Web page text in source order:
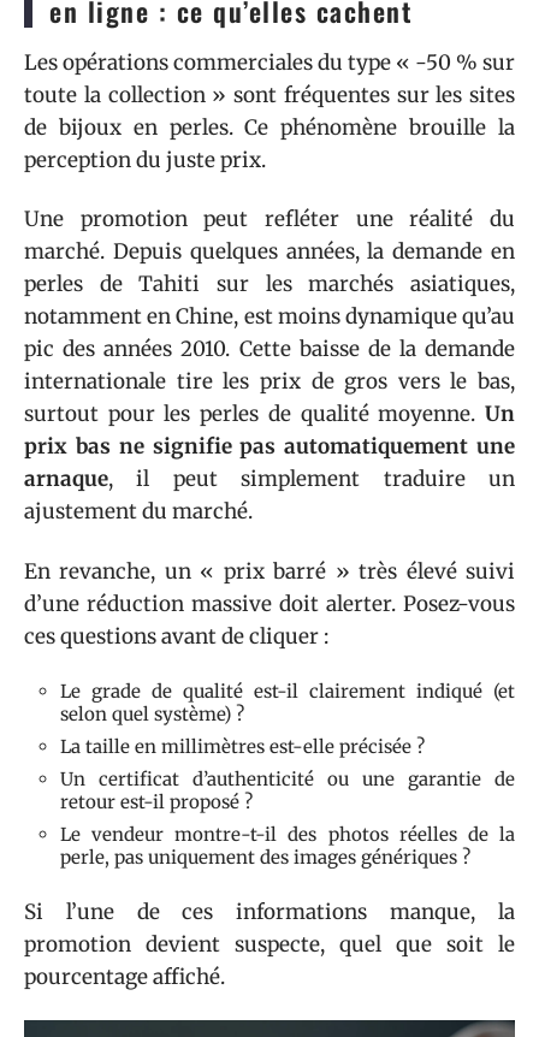
en ligne : ce qu’elles cachent
Les opérations commerciales du type « -50 % sur
toute la collection » sont fréquentes sur les sites
de bijoux en perles. Ce phénomène brouille la
perception du juste prix.
Une promotion peut refléter une réalité du
marché. Depuis quelques années, la demande en
perles de Tahiti sur les marchés asiatiques,
notamment en Chine, est moins dynamique qu’au
pic des années 2010. Cette baisse de la demande
internationale tire les prix de gros vers le bas,
surtout pour les perles de qualité moyenne. Un
prix bas ne signifie pas automatiquement une
arnaque, il peut simplement traduire un
ajustement du marché.
En revanche, un « prix barré » très élevé suivi
d’une réduction massive doit alerter. Posez-vous
ces questions avant de cliquer :
Le grade de qualité est-il clairement indiqué (et
selon quel système) ?
La taille en millimètres est-elle précisée ?
Un certificat d’authenticité ou une garantie de
retour est-il proposé ?
Le vendeur montre-t-il des photos réelles de la
perle, pas uniquement des images génériques ?
Si l’une de ces informations manque, la
promotion devient suspecte, quel que soit le
pourcentage affiché.